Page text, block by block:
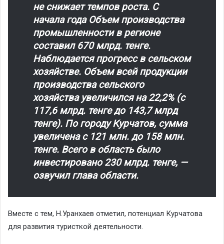
не снижает темпов роста. С
начала года Объем производства
промышленности в регионе
составил 670 млрд. тенге.
Наблюдается прогресс в сельском
хозяйстве. Объем всей продукции
производства сельского
хозяйства увеличился на 22,2% (с
117,6 млрд. тенге до 143,7 млрд
тенге). По городу Курчатов, сумма
увеличена с 121 млн. до 158 млн.
тенге. Всего в область было
инвестировано 230 млрд. тенге, —
озвучил глава области.
Вместе с тем, Н.Уранхаев отметил, потенциал Курчатова
для развития туристкой деятельности.